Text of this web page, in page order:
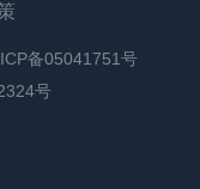
备05041751号
号